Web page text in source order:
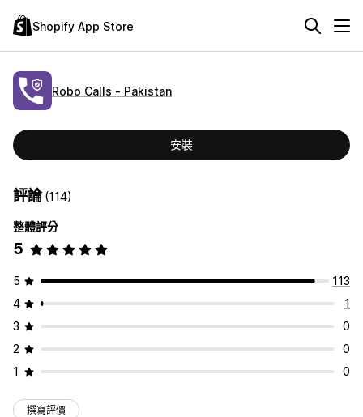
Shopify App Store
Robo Calls ‑ Pakistan
安裝
評論(114)
整體評分
5
5
113
4
1
3
0
2
0
1
0
撰寫評價